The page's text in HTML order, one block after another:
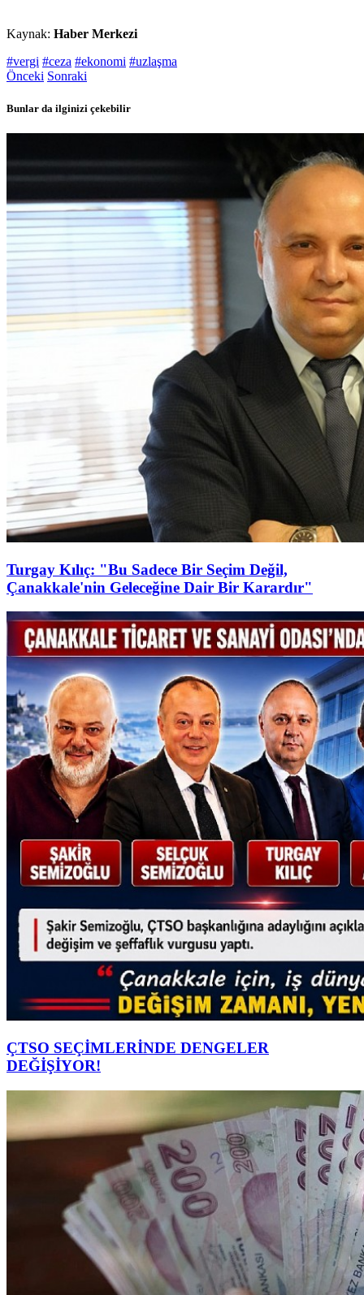
Kaynak: Haber Merkezi
#vergi #ceza #ekonomi #uzlaşma
Önceki Sonraki
Bunlar da ilginizi çekebilir
Turgay Kılıç: "Bu Sadece Bir Seçim Değil,
Çanakkale'nin Geleceğine Dair Bir Karardır"
ÇTSO SEÇİMLERİNDE DENGELER
DEĞİŞİYOR!